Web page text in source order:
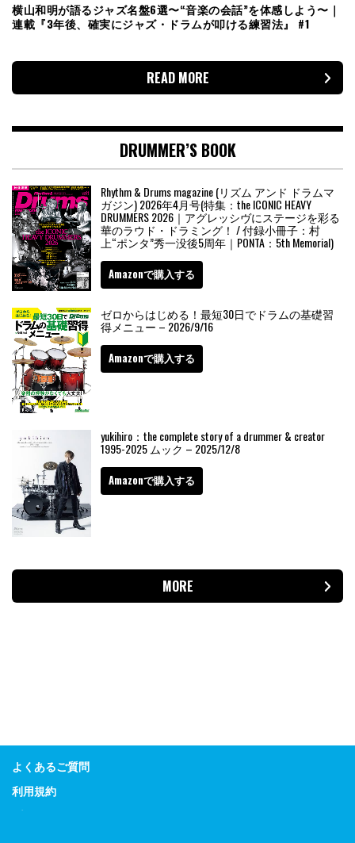
横山和明が語るジャズ名盤6選〜“音楽の会話”を体感しよう〜｜
連載『3年後、確実にジャズ・ドラムが叩ける練習法』 #1
READ MORE
DRUMMER’S BOOK
Rhythm & Drums magazine (リズム アンド ドラムマ
ガジン) 2026年4月号(特集：the ICONIC HEAVY
DRUMMERS 2026｜アグレッシヴにステージを彩る
華のラウド・ドラミング！ / 付録小冊子：村
上“ポンタ”秀一没後5周年｜PONTA：5th Memorial)
Amazonで購入する
ゼロからはじめる！最短30日でドラムの基礎習
得メニュー – 2026/9/16
Amazonで購入する
yukihiro：the complete story of a drummer & creator
1995-2025 ムック – 2025/12/8
Amazonで購入する
MORE
よくあるご質問
利用規約
プライバシーポリシー